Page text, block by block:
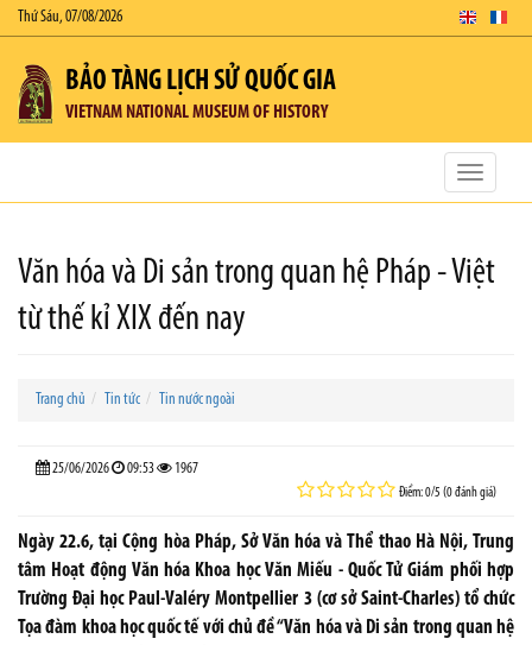
Thứ Sáu, 07/08/2026
BẢO TÀNG LỊCH SỬ QUỐC GIA
VIETNAM NATIONAL MUSEUM OF HISTORY
Toggle
Văn hóa và Di sản trong quan hệ Pháp - Việt
từ thế kỉ XIX đến nay
Trang chủ Tin tức Tin nước ngoài
25/06/2026 09:53 1967
Điểm: 0/5 (0 đánh giá)
Ngày 22.6, tại Cộng hòa Pháp, Sở Văn hóa và Thể thao Hà Nội, Trung
tâm Hoạt động Văn hóa Khoa học Văn Miếu - Quốc Tử Giám phối hợp
Trường Đại học Paul-Valéry Montpellier 3 (cơ sở Saint-Charles) tổ chức
Tọa đàm khoa học quốc tế với chủ đề “Văn hóa và Di sản trong quan hệ